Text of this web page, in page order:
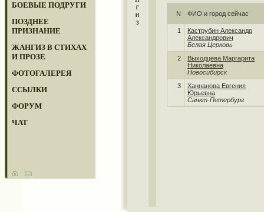
БОЕВЫЕ ПОДРУГИ
ПОЗДНЕЕ
ПРИЗНАНИЕ
ЖАНГИЗ В СТИХАХ
И ПРОЗЕ
ФОТОГАЛЕРЕЯ
ССЫЛКИ
ФОРУМ
ЧАТ
N ФИО и город сейчас
1
Каструбин Александр
Александрович
Белая Церковь
2
Выходцева Маргарита
Николаевна
Новосибирск
3
Ханнанова Евгения
Юрьевна
Санкт-Петербург